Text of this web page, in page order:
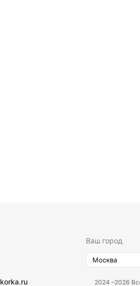
Ваш город
Москва
2024 –2026